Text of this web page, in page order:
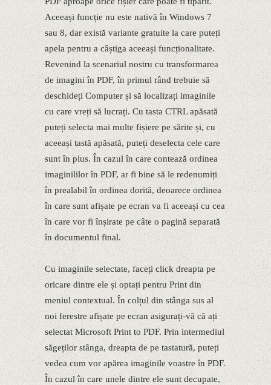
Aceeași funcție nu este nativă în Windows 7
sau 8, dar există variante gratuite la care puteți
apela pentru a câștiga aceeași funcționalitate.
Revenind la scenariul nostru cu transformarea
de imagini în PDF, în primul rând trebuie să
deschideți Computer și să localizați imaginile
cu care vreți să lucrați. Cu tasta CTRL apăsată
puteți selecta mai multe fișiere pe sărite și, cu
aceeași tastă apăsată, puteți deselecta cele care
sunt în plus. În cazul în care contează ordinea
imaginililor în PDF, ar fi bine să le redenumiți
în prealabil în ordinea dorită, deoarece ordinea
în care sunt afișate pe ecran va fi aceeași cu cea
în care vor fi înșirate pe câte o pagină separată
în documentul final.
Cu imaginile selectate, faceți click dreapta pe
oricare dintre ele și optați pentru Print din
meniul contextual. În colțul din stânga sus al
noi ferestre afișate pe ecran asigurați-vă că ați
selectat Microsoft Print to PDF. Prin intermediul
săgeților stânga, dreapta de pe tastatură, puteți
vedea cum vor apărea imaginile voastre în PDF.
În cazul în care unele dintre ele sunt decupate,